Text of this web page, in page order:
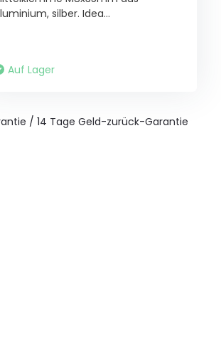
silber. Idea...
Auf Lager
/ 14 Tage Geld-zurück-Garantie